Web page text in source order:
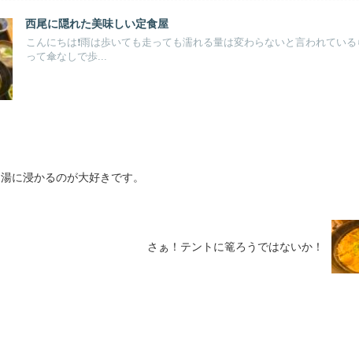
西尾に隠れた美味しい定食屋
こんにちは❗️雨は歩いても走っても濡れる量は変わらないと言われてい
って傘なしで歩...
湯に浸かるのが大好きです。
さぁ！テントに篭ろうではないか！